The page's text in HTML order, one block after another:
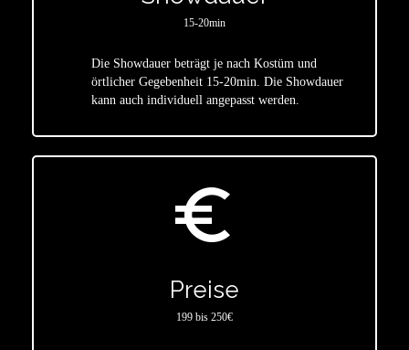
15-20min
Die Showdauer beträgt je nach Kostüm und
örtlicher Gegebenheit 15-20min. Die Showdauer
kann auch individuell angepasst werden.
euro_symbol
Preise
199 bis 250€